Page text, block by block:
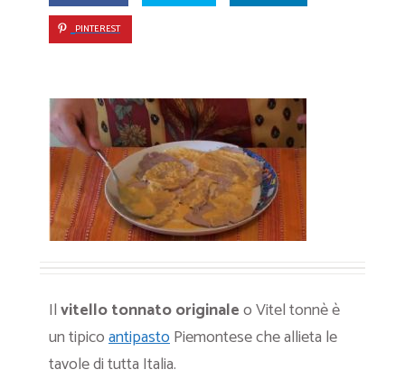
PINTEREST
Ilvitello tonnato originaleo Vitel tonnè è
un tipicoantipastoPiemontese che allieta le
tavole di tutta Italia.